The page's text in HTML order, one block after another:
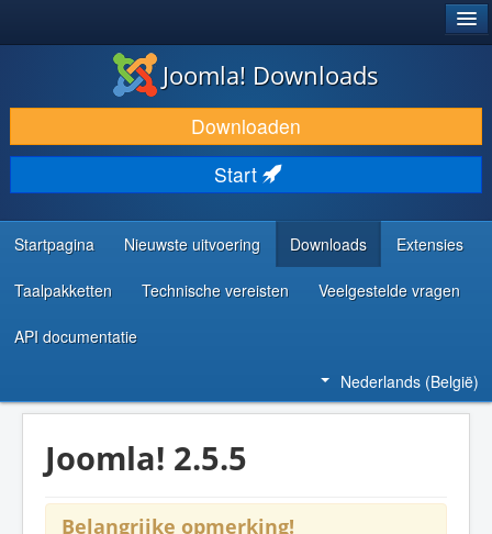
DOWNLOAD & BREID UIT
ONTDEK & LEER
COMMUNITY & ONDERSTEUNING
ONTWIKKELAARSBRONNEN
Joomla! Downloads
Downloaden
Start
Startpagina Nieuwste uitvoering Downloads Extensies
Taalpakketten Technische vereisten Veelgestelde vragen
API documentatie
Nederlands (België)
Joomla! 2.5.5
Belangrijke opmerking!